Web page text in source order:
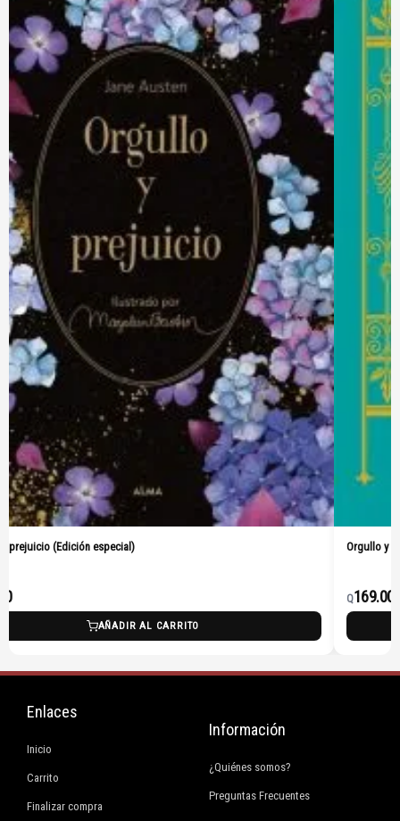
especial)
AÑADIR AL CARRITO
Orgullo y prejuicio (Pasta
Enlaces
Inicio
Carrito
Finalizar compra
Información
¿Quiénes somos?
Preguntas Frecuentes